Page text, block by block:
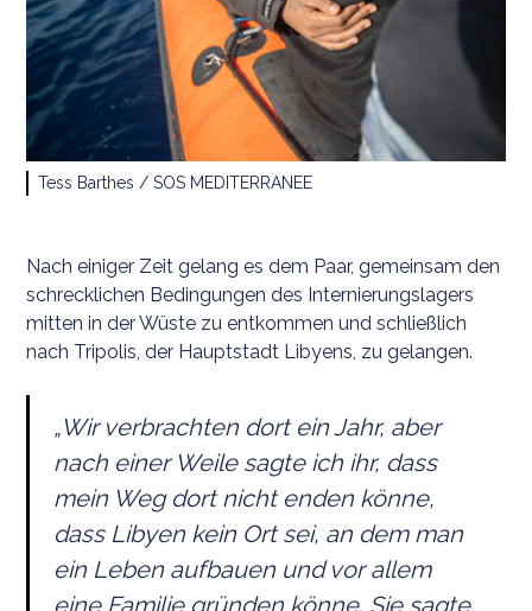
Tess Barthes / SOS MEDITERRANEE
Nach einiger Zeit gelang es dem Paar, gemeinsam den
schrecklichen Bedingungen des Internierungslagers
mitten in der Wüste zu entkommen und schließlich
nach Tripolis, der Hauptstadt Libyens, zu gelangen.
„Wir verbrachten dort ein Jahr, aber
nach einer Weile sagte ich ihr, dass
mein Weg dort nicht enden könne,
dass Libyen kein Ort sei, an dem man
ein Leben aufbauen und vor allem